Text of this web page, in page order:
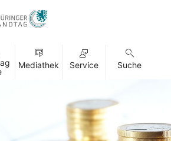
Mediathek Service Suche